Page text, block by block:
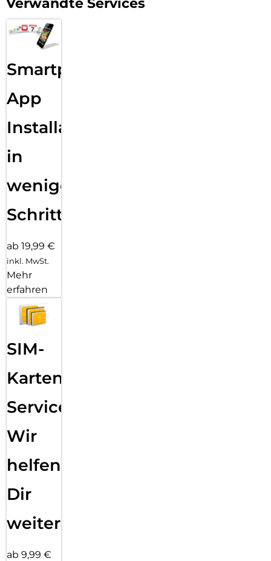
Smartphone
App
Installation
in
wenigen
Schritten
ab 19,99 €
inkl. MwSt.
Mehr
erfahren
SIM-
Karten
Service:
Wir
helfen
Dir
weiter
ab 9,99 €